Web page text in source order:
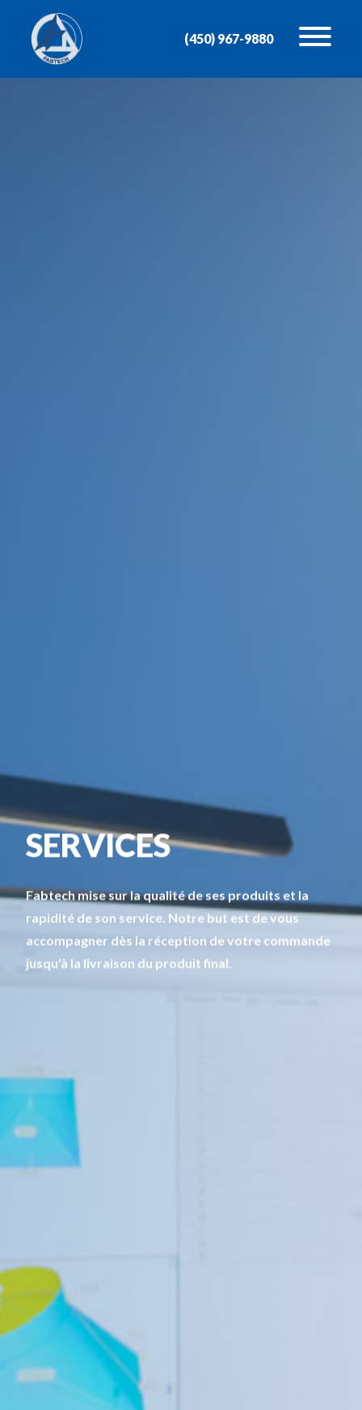
(450) 967-9880
SERVICES
Fabtech mise sur la qualité de ses produits et la